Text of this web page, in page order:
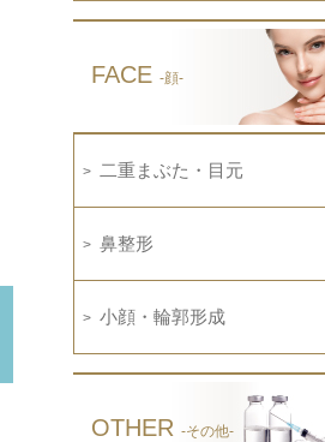
FACE -顔-
二重まぶた・目元
鼻整形
小顔・輪郭形成
OTHER -その他-